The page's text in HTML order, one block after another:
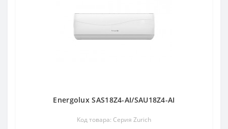
Energolux SAS18Z4-AI/SAU18Z4-AI
Код товара: Серия Zurich